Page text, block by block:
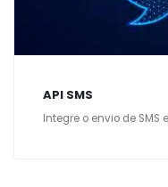
API SMS
Integre o envio de